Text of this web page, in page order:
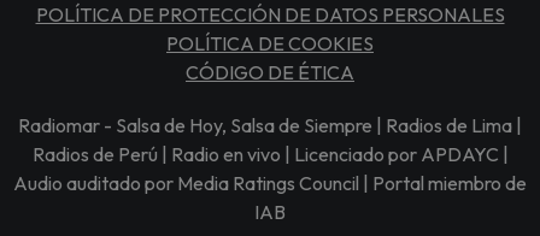
POLÍTICA DE PROTECCIÓN DE DATOS PERSONALES
POLÍTICA DE COOKIES
CÓDIGO DE ÉTICA
Radiomar - Salsa de Hoy, Salsa de Siempre | Radios de Lima |
Radios de Perú | Radio en vivo | Licenciado por APDAYC |
Audio auditado por Media Ratings Council | Portal miembro de
IAB